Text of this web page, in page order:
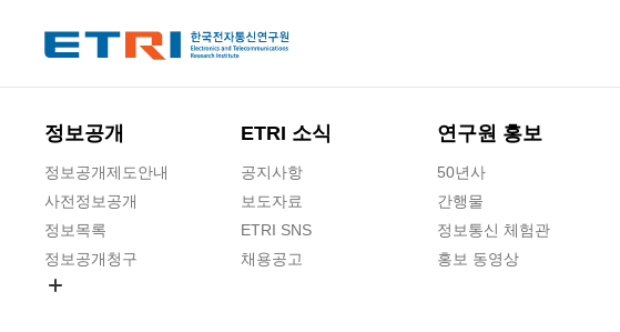
정보공개
정보공개제도안내
사전정보공개
정보목록
정보공개청구
ETRI 소식
공지사항
보도자료
ETRI SNS
채용공고
연구원 홍보
50년사
간행물
정보통신 체험관
홍보 동영상